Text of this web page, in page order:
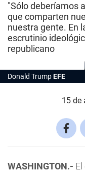
"Sólo deberíamos
que comparten
nuestra gente. En
escrutinio
republicano
Donald TrumpEFE
15 de
WASHINGTON.-